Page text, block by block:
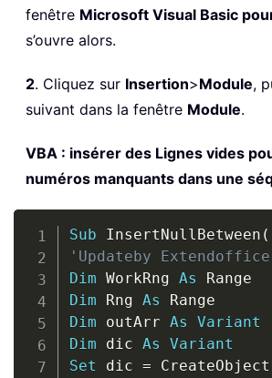
fenêtre Microsoft Visual Basic
s’ouvre alors.
2. Cliquez sur Insertion>Module,
suivant dans la fenêtre Module.
VBA : insérer des Lignes vides
numéros manquants dans une
Sub InsertNullBetween (
'Updateby Extendoffice
Dim WorkRng As
Dim Rng As
Dim outArr As
Variant
Dim dic As
Variant
Set dic = CreateObject